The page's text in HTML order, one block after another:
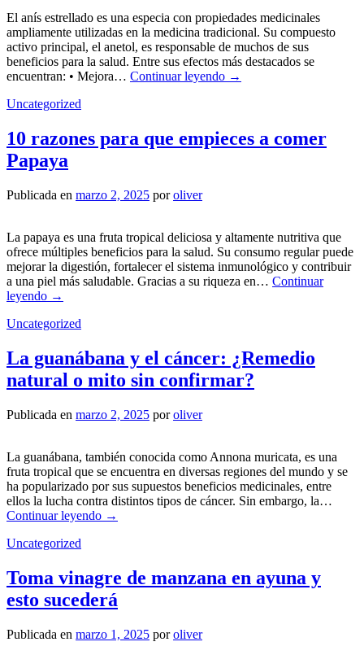
El anís estrellado es una especia con propiedades medicinales
ampliamente utilizadas en la medicina tradicional. Su compuesto
activo principal, el anetol, es responsable de muchos de sus
beneficios para la salud. Entre sus efectos más destacados se
encuentran: • Mejora… Continuar leyendo →
Uncategorized
10 razones para que empieces a comer
Papaya
Publicada en marzo 2, 2025 poroliver
La papaya es una fruta tropical deliciosa y altamente nutritiva que
ofrece múltiples beneficios para la salud. Su consumo regular puede
mejorar la digestión, fortalecer el sistema inmunológico y contribuir
a una piel más saludable. Gracias a su riqueza en… Continuar
leyendo →
Uncategorized
La guanábana y el cáncer: ¿Remedio
natural o mito sin confirmar?
Publicada en marzo 2, 2025 poroliver
La guanábana, también conocida como Annona muricata, es una
fruta tropical que se encuentra en diversas regiones del mundo y se
ha popularizado por sus supuestos beneficios medicinales, entre
ellos la lucha contra distintos tipos de cáncer. Sin embargo, la…
Continuar leyendo →
Uncategorized
Toma vinagre de manzana en ayuna y
esto sucederá
Publicada en marzo 1, 2025 poroliver